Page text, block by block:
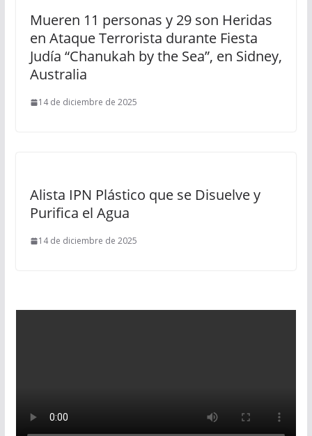
Mueren 11 personas y 29 son Heridas
en Ataque Terrorista durante Fiesta
Judía “Chanukah by the Sea”, en Sidney,
Australia
14 de diciembre de 2025
Alista IPN Plástico que se Disuelve y
Purifica el Agua
14 de diciembre de 2025